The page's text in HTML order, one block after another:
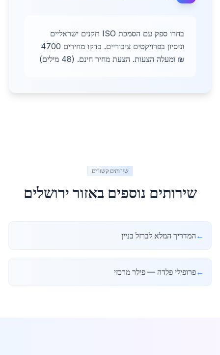
בחרו ספק עם הסמכת ISO תקנים ישראליים
וניסיון בפרויקטים ציבוריים. בדקו מחירים 4700
₪ ומעלה הצעות. הצעת מחיר חינם. (48 מילים)
שירותים קשורים
שירותים נוספים באזור ירושלים
← המדריך המלא לברזל בניין
←פרופילי פלדה — פילר מרכזי